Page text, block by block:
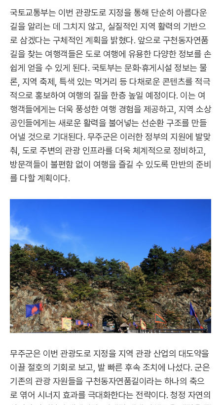
국토교통부는 이번 관광도로 지정을 통해 단순히 아름다운
길을 알리는 데 그치지 않고, 실질적인 지역 활력의 기반으
로 삼겠다는 구체적인 계획을 밝혔다. 앞으로 구천동자연품
길을 찾는 여행객들은 도로 여행에 유용한 다양한 정보를 손
쉽게 얻을 수 있게 된다. 국토부는 문화·휴게시설 정보는 물
론, 지역 축제, 특색 있는 먹거리 등 다채로운 콘텐츠를 적극
적으로 홍보하여 여행의 질을 한층 높일 예정이다. 이는 여
행객들에게는 더욱 풍성한 여행 경험을 제공하고, 지역 소상
공인들에게는 새로운 활력을 불어넣는 선순환 구조를 만들
어낼 것으로 기대된다. 무주군은 이러한 정부의 지원에 발맞
춰, 도로 주변의 관광 인프라를 더욱 체계적으로 정비하고,
방문객들이 불편함 없이 여행을 즐길 수 있도록 만반의 준비
를 다할 계획이다.
무주군은 이번 관광도로 지정을 지역 관광 산업의 대도약을
이끌 절호의 기회로 보고, 발 빠른 후속 조치에 나섰다. 군은
기존의 관광 자원들을 구천동자연품길이라는 하나의 축으
로 엮어 시너지 효과를 극대화한다는 전략이다. 청정 자연의